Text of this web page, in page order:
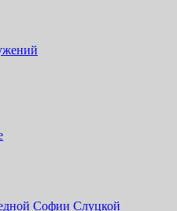
Софии Слуцкой